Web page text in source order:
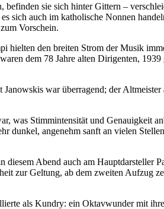
sie sich hinter Gittern –
sich auch im katholische Nonnen
Vorschein.
den breiten Strom der Musik
dem 78 Jahre alten Dirigenten,
war überragend; der
was Stimmintensität und Genauigkeit
angenehm sanft an vielen
Abend auch am Hauptdarsteller
zur Geltung, ab dem zweiten Aufzug
als Kundry: ein Oktavwunder mit